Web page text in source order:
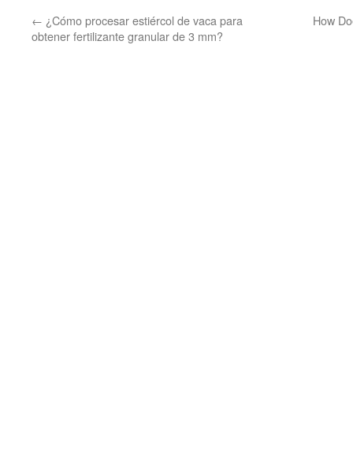
← ¿Cómo procesar estiércol de vaca para
obtener fertilizante granular de 3 mm?
How